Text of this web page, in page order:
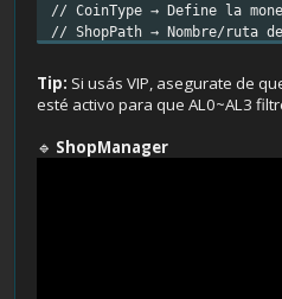
// CoinType → Define la
// ShopPath → Nombre/ruta
// Ejemplo:
//
// [1255] [1255] [08]
// NPCIndex MapNumber
Tip: Si usás VIP, asegurate de
esté activo para que AL0~AL3
🔹 ShopManager